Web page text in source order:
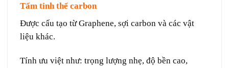
Tấm tinh thể carbon
Được cấu tạo từ Graphene, sợi carbon và các vật
liệu khác.
Tính ưu việt như: trọng lượng nhẹ, độ bền cao,